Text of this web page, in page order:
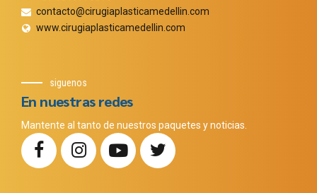
contacto@cirugiaplasticamedellin.com
www.cirugiaplasticamedellin.com
siguenos
En nuestras redes
Mantente al tanto de nuestros paquetes y noticias.